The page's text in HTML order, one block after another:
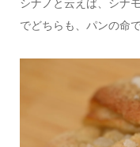
シナノと云えば、シナ
でどちらも、パンの命